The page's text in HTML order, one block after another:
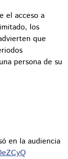
el acceso a
los
que
persona de su
en la audiencia